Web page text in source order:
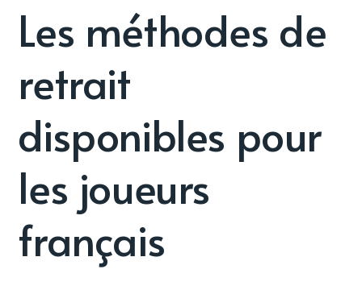
Les méthodes de
retrait
disponibles pour
les joueurs
français